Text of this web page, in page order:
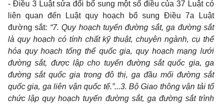
- Điều 3 Luật sửa đổi bổ sung một số điều của 37 Luật có
liên quan đến Luật quy hoạch bổ sung Điều 7a Luật
đường sắt: “7. Quy hoạch tuyến đường sắt, ga đường sắt
là quy hoạch có tính chất kỹ thuật, chuyên ngành, cụ thể
hóa quy hoạch tổng thể quốc gia, quy hoạch mạng lưới
đường sắt, được lập cho tuyến đường sắt quốc gia, ga
đường sắt quốc gia trong đô thị, ga đầu mối đường sắt
quốc gia, ga liên vận quốc tế.”...3. Bộ Giao thông vận tải tổ
chức lập quy hoạch tuyến đường sắt, ga đường sắt trình